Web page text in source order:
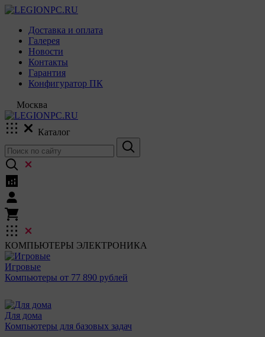
Доставка и оплата
Галерея
Новости
Контакты
Гарантия
Конфигуратор ПК
Москва
Каталог
КОМПЬЮТЕРЫ ЭЛЕКТРОНИКА
Игровые
Компьютеры от 77 890 рублей
Для дома
Компьютеры для базовых задач